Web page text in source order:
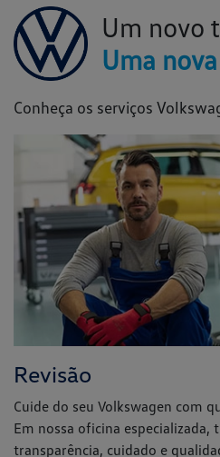
Um novo
Uma
Conheça os serviços
Revisão
Cuide do seu Volkswagen com
Em nossa oficina especializada,
transparência, cuidado e